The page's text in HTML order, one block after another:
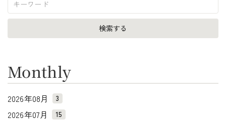
Monthly
2026年08月 3
2026年07月 15